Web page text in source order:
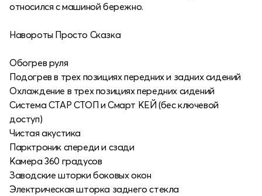
относился с машиной бережно.
Навороты Просто Сказка
Обогрев руля
Подогрев в трех позициях передних и задних сидений
Охлаждение в трех позициях передних сидений
Система СТАР СТОП и Смарт КЕЙ (бес ключевой
доступ)
Чистая акустика
Парктроник спереди и сзади
Камера 360 градусов
Заводские шторки боковых окон
Электрическая шторка заднего стекла